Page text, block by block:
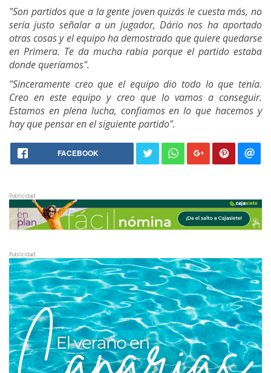
"Son partidos que a la gente joven quizás le cuesta más, no
sería justo señalar a un jugador, Dário nos ha aportado
otras cosas y el equipo ha demostrado que quiere quedarse
en Primera. Te da mucha rabia porque el partido estaba
donde queríamos".
"Sinceramente creo que el equipo dio todo lo que tenía.
Creo en este equipo y creo que lo vamos a conseguir.
Estamos en plena lucha, confiamos en lo que hacemos y
hay que pensar en el siguiente partido".
FACEBOOK
Publicidad
Publicidad